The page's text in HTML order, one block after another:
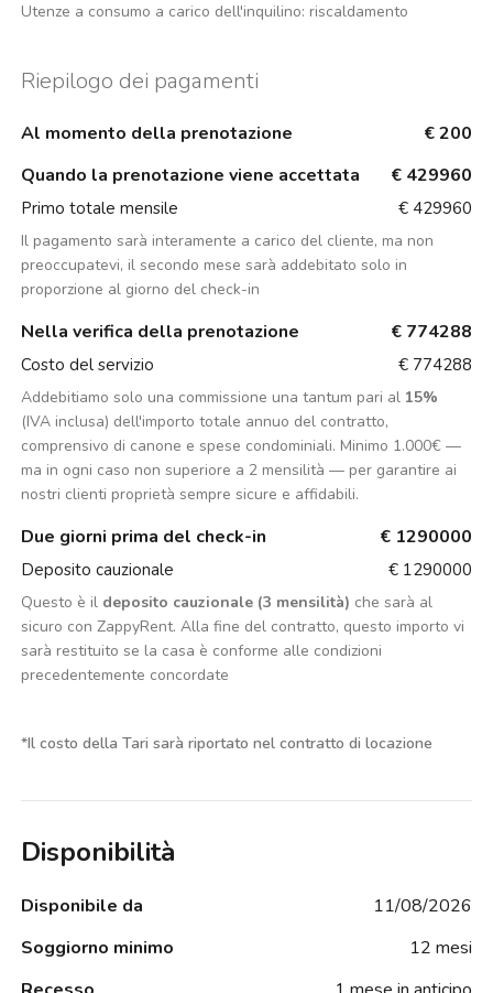
Utenze a consumo a carico dell'inquilino: riscaldamento
Riepilogo dei pagamenti
Al momento della prenotazione
€ 200
Quando la prenotazione viene accettata
€ 429960
Primo totale mensile € 429960
Il pagamento sarà interamente a carico del cliente, ma non
preoccupatevi, il secondo mese sarà addebitato solo in
proporzione al giorno del check-in
Nella verifica della prenotazione € 774288
Costo del servizio € 774288
Addebitiamo solo una commissione una tantum pari al 15%
(IVA inclusa) dell'importo totale annuo del contratto,
comprensivo di canone e spese condominiali. Minimo 1.000€ —
ma in ogni caso non superiore a 2 mensilità — per garantire ai
nostri clienti proprietà sempre sicure e affidabili.
Due giorni prima del check-in € 1290000
Deposito cauzionale € 1290000
Questo è il deposito cauzionale (3 mensilità) che sarà al
sicuro con ZappyRent. Alla fine del contratto, questo importo vi
sarà restituito se la casa è conforme alle condizioni
precedentemente concordate
*Il costo della Tari sarà riportato nel contratto di locazione
Disponibilità
Disponibile da
11/08/2026
Soggiorno minimo
12 mesi